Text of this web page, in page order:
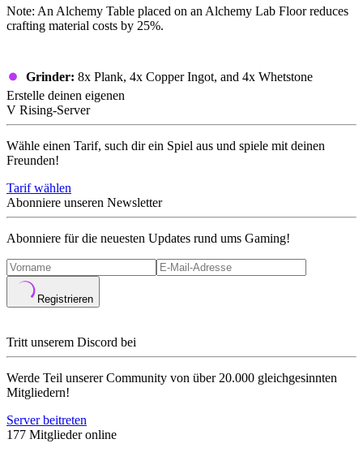
Note: An Alchemy Table placed on an Alchemy Lab Floor reduces
crafting material costs by 25%.
Grinder: 8x Plank, 4x Copper Ingot, and 4x Whetstone
Erstelle deinen eigenen
V Rising-Server
Wähle einen Tarif, such dir ein Spiel aus und spiele mit deinen
Freunden!
Tarif wählen
Abonniere unseren Newsletter
Abonniere für die neuesten Updates rund ums Gaming!
Registrieren
Tritt unserem Discord bei
Werde Teil unserer Community von über 20.000 gleichgesinnten
Mitgliedern!
Server beitreten
177 Mitglieder online